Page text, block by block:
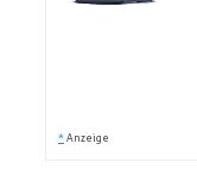
* Anzeige